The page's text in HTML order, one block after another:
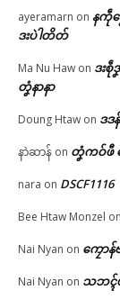
In "လိက်ပရေၚ်"
ayeramarn on နကဵုစၞ
ဒးပဲါတိတ်
Ma Nu Haw on ဒး
တၞံနာနာ
Doung Htaw on ဒဒ
နာဲဆာန် on တၞံကဝ်ဖီ
nara on DSCF1116
Bee Htaw Monzel on
Nai Nyan on ကၠော
Nai Nyan on သဘၚ်